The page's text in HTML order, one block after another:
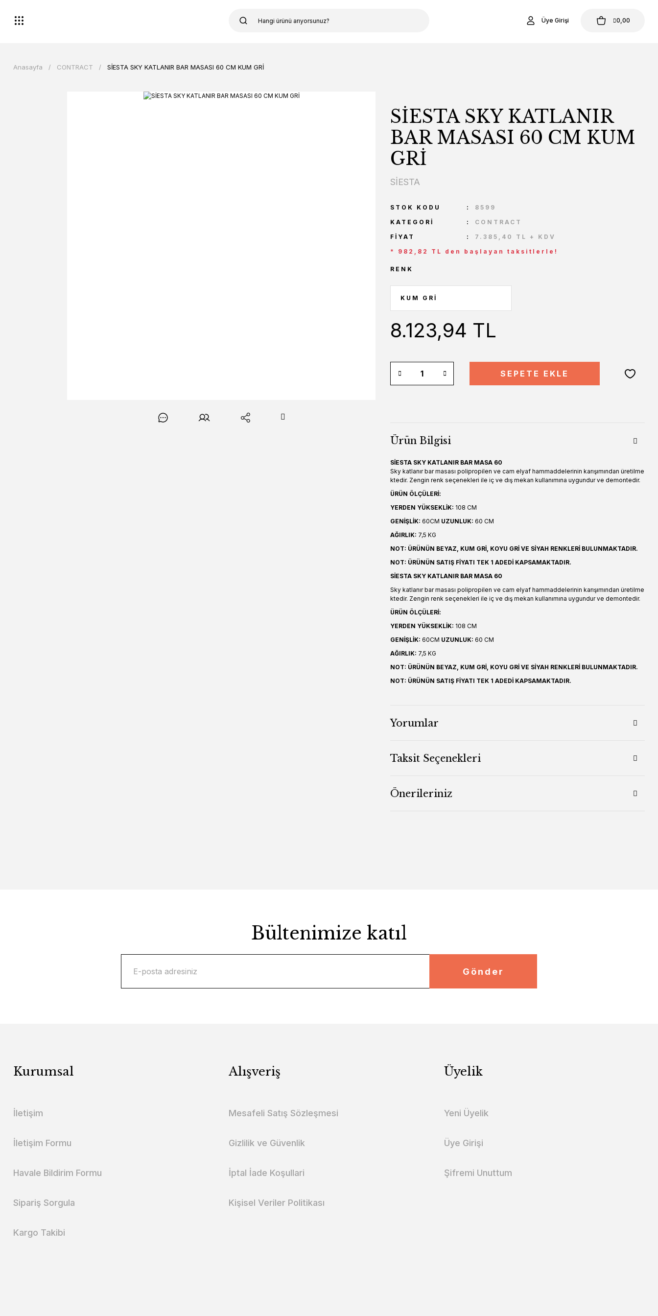
Üye Girişi 0,00
Anasayfa CONTRACT SİESTA SKY KATLANIR BAR MASASI 60 CM KUM GRİ
SİESTA SKY KATLANIR
BAR MASASI 60 CM KUM
GRİ
SİESTA
STOK KODU
8599
KATEGORI
CONTRACT
FIYAT
7.385,40 TL + KDV
* 982,82 TL den başlayan taksitlerle!
RENK
8.123,94 TL
SEPETE EKLE
Ürün Bilgisi
SİESTA SKY KATLANIR BAR MASA 60
Sky katlanır bar masası polipropilen ve cam elyaf hammaddelerinin karışımından üretilme
ktedir. Zengin renk seçenekleri ile iç ve dış mekan kullanımına uygundur ve demontedir.
ÜRÜN ÖLÇÜLERİ:
YERDEN YÜKSEKLİK: 108 CM
GENİŞLİK: 60CM UZUNLUK: 60 CM
AĞIRLIK: 7,5 KG
NOT: ÜRÜNÜN BEYAZ, KUM GRİ, KOYU GRİ VE SİYAH RENKLERİ BULUNMAKTADIR.
NOT: ÜRÜNÜN SATIŞ FİYATI TEK 1 ADEDİ KAPSAMAKTADIR.
SİESTA SKY KATLANIR BAR MASA 60
Sky katlanır bar masası polipropilen ve cam elyaf hammaddelerinin karışımından üretilme
ktedir. Zengin renk seçenekleri ile iç ve dış mekan kullanımına uygundur ve demontedir.
ÜRÜN ÖLÇÜLERİ:
YERDEN YÜKSEKLİK: 108 CM
GENİŞLİK: 60CM UZUNLUK: 60 CM
AĞIRLIK: 7,5 KG
NOT: ÜRÜNÜN BEYAZ, KUM GRİ, KOYU GRİ VE SİYAH RENKLERİ BULUNMAKTADIR.
NOT: ÜRÜNÜN SATIŞ FİYATI TEK 1 ADEDİ KAPSAMAKTADIR.
Yorumlar
Taksit Seçenekleri
Önerileriniz
Bültenimize katıl
Gönder
Kurumsal
İletişim
İletişim Formu
Havale Bildirim Formu
Sipariş Sorgula
Kargo Takibi
Alışveriş
Mesafeli Satış Sözleşmesi
Gizlilik ve Güvenlik
İptal İade Koşullari
Kişisel Veriler Politikası
Üyelik
Yeni Üyelik
Üye Girişi
Şifremi Unuttum